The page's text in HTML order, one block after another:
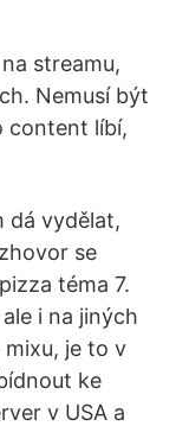
streamu,
Nemusí být
content líbí,
dá vydělat,
se
téma 7.
i na jiných
je to v
ke
v USA a